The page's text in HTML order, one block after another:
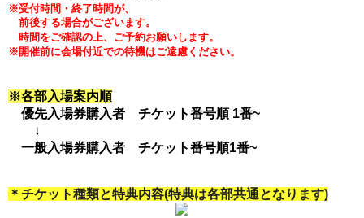
※受付時間・終了時間が、
前後する場合がございます。
時間をご確認の上、ご予約お願いします。
※開催前に会場付近での待機はご遠慮ください。
※各部入場案内順
優先入場券購入者 チケット番号順 1番~
↓
一般入場券購入者 チケット番号順1番~
＊チケット種類と特典内容(特典は各部共通となります)